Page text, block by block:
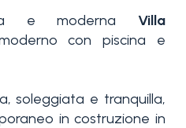
e moderna Villa
con piscina e
soleggiata e tranquilla,
in costruzione in